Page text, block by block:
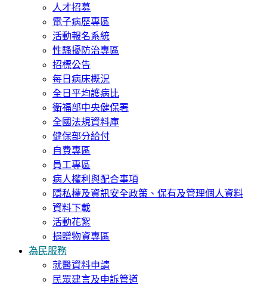
人才招募
電子病歷專區
活動報名系統
性騷擾防治專區
招標公告
每日病床概況
全日平均護病比
衛福部中央健保署
全國法規資料庫
健保部分給付
自費專區
員工專區
病人權利與配合事項
隱私權及資訊安全政策、保有及管理個人資料
資料下載
活動花絮
捐贈物資專區
為民服務
就醫資料申請
民眾建言及申訴管道